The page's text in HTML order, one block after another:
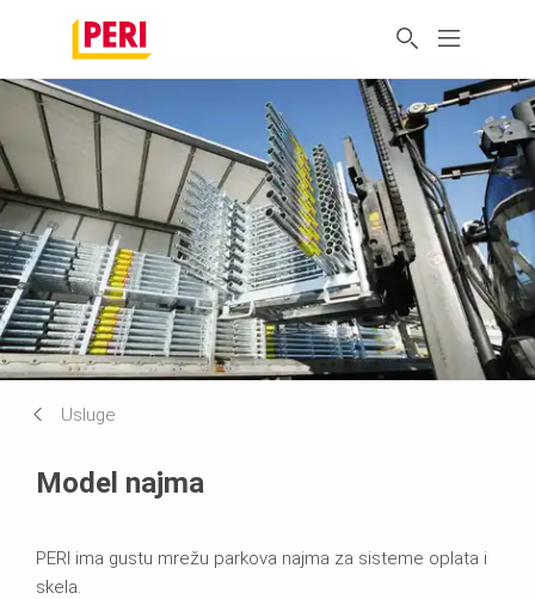
Usluge
Model najma
PERI ima gustu mrežu parkova najma za sisteme oplata i
skela.